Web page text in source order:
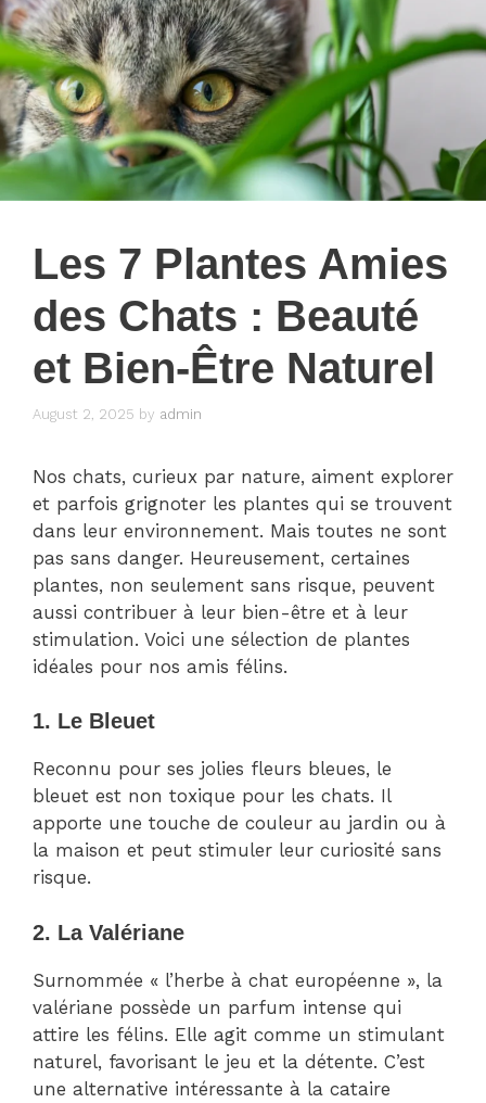
Les 7 Plantes Amies
des Chats : Beauté
et Bien-Être Naturel
August 2, 2025 by admin
Nos chats, curieux par nature, aiment explorer
et parfois grignoter les plantes qui se trouvent
dans leur environnement. Mais toutes ne sont
pas sans danger. Heureusement, certaines
plantes, non seulement sans risque, peuvent
aussi contribuer à leur bien-être et à leur
stimulation. Voici une sélection de plantes
idéales pour nos amis félins.
1. Le Bleuet
Reconnu pour ses jolies fleurs bleues, le
bleuet est non toxique pour les chats. Il
apporte une touche de couleur au jardin ou à
la maison et peut stimuler leur curiosité sans
risque.
2. La Valériane
Surnommée « l’herbe à chat européenne », la
valériane possède un parfum intense qui
attire les félins. Elle agit comme un stimulant
naturel, favorisant le jeu et la détente. C’est
une alternative intéressante à la cataire